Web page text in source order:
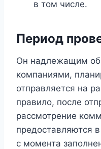
в том числе.
Период
Он надлежащим
компаниями,
отправляется на
правило, после
рассмотрение
предоставляются
с момента